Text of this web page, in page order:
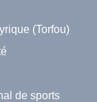
(Torfou)
de sports